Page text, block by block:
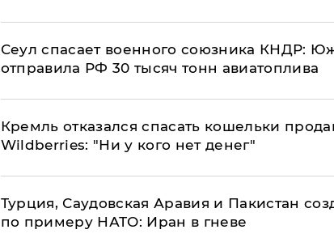
​Сеул спасает военного союзника КНДР:
отправила РФ 30 тысяч тонн авиатоплива
Кремль отказался спасать кошельки
Wildberries: "Ни у кого нет денег"
Турция, Саудовская Аравия и Пакистан
по примеру НАТО: Иран в гневе